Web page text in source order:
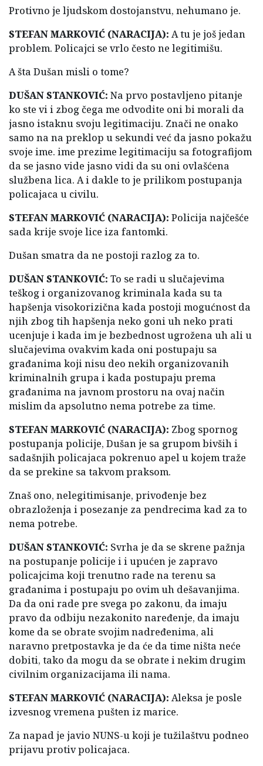
Protivno je ljudskom dostojanstvu, nehumano je.
STEFAN MARKOVIĆ (NARACIJA): A tu je još jedan
problem. Policajci se vrlo često ne legitimišu.
A šta Dušan misli o tome?
DUŠAN STANKOVIĆ: Na prvo postavljeno pitanje
ko ste vi i zbog čega me odvodite oni bi morali da
jasno istaknu svoju legitimaciju. Znači ne onako
samo na na preklop u sekundi već da jasno pokažu
svoje ime. ime prezime legitimaciju sa fotografijom
da se jasno vide jasno vidi da su oni ovlašćena
službena lica. A i dakle to je prilikom postupanja
policajaca u civilu.
STEFAN MARKOVIĆ (NARACIJA): Policija najčešće
sada krije svoje lice iza fantomki.
Dušan smatra da ne postoji razlog za to.
DUŠAN STANKOVIĆ: To se radi u slučajevima
teškog i organizovanog kriminala kada su ta
hapšenja visokorizična kada postoji mogućnost da
njih zbog tih hapšenja neko goni uh neko prati
ucenjuje i kada im je bezbednost ugrožena uh ali u
slučajevima ovakvim kada oni postupaju sa
građanima koji nisu deo nekih organizovanih
kriminalnih grupa i kada postupaju prema
građanima na javnom prostoru na ovaj način
mislim da apsolutno nema potrebe za time.
STEFAN MARKOVIĆ (NARACIJA): Zbog spornog
postupanja policije, Dušan je sa grupom bivših i
sadašnjih policajaca pokrenuo apel u kojem traže
da se prekine sa takvom praksom.
Znaš ono, nelegitimisanje, privođenje bez
obrazloženja i posezanje za pendrecima kad za to
nema potrebe.
DUŠAN STANKOVIĆ: Svrha je da se skrene pažnja
na postupanje policije i i upućen je zapravo
policajcima koji trenutno rade na terenu sa
građanima i postupaju po ovim uh dešavanjima.
Da da oni rade pre svega po zakonu, da imaju
pravo da odbiju nezakonito naređenje, da imaju
kome da se obrate svojim nadređenima, ali
naravno pretpostavka je da će da time ništa neće
dobiti, tako da mogu da se obrate i nekim drugim
civilnim organizacijama ili nama.
STEFAN MARKOVIĆ (NARACIJA): Aleksa je posle
izvesnog vremena pušten iz marice.
Za napad je javio NUNS-u koji je tužilaštvu podneo
prijavu protiv policajaca.